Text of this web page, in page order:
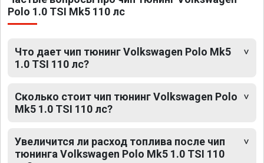
Polo 1.0 TSI Mk5 110 лс
Что дает чип тюнинг Volkswagen Polo Mk5
1.0 TSI 110 лс?
Сколько стоит чип тюнинг Volkswagen Polo
Mk5 1.0 TSI 110 лс?
Увеличится ли расход топлива после чип
тюнинга Volkswagen Polo Mk5 1.0 TSI 110